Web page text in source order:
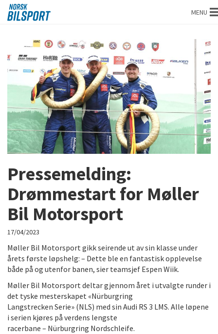
Norsk
bilsport MENU
Pressemelding:
Drømmestart for Møller
Bil Motorsport
17/04/2023
Møller Bil Motorsport gikk seirende ut av sin klasse under
årets første løpshelg: – Dette ble en fantastisk opplevelse
både på og utenfor banen, sier teamsjef Espen Wiik.
Møller Bil Motorsport deltar gjennom året i utvalgte runder i
det tyske mesterskapet «Nürburgring
Langstrecken Serie» (NLS) med sin Audi RS 3 LMS. Alle løpene
i serien kjøres på verdens lengste
racerbane – Nürburgring Nordschleife.